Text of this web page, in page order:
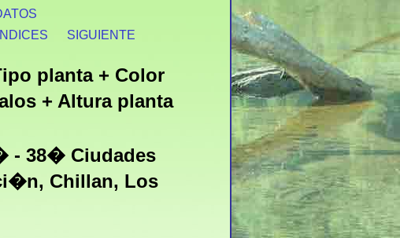
SIGUIENTE
planta + Color
+ Altura planta
- 38� Ciudades
Chillan, Los